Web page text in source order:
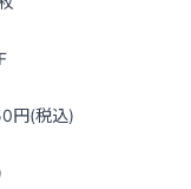
円(税込)